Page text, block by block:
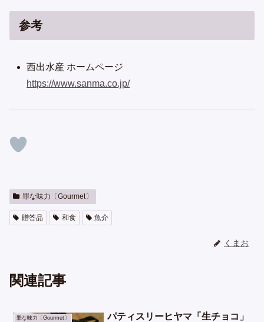
参考
西出水産 ホームページ
https://www.sanma.co.jp/
罪な味力〔Gourmet〕
贈答品 和食 魚介
くまお
関連記事
罪な味力〔Gourmet〕 パティスリーヒヤマ「生チョコ」